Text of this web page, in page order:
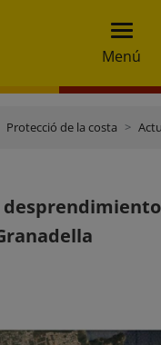
Menú
Protecció de la costa